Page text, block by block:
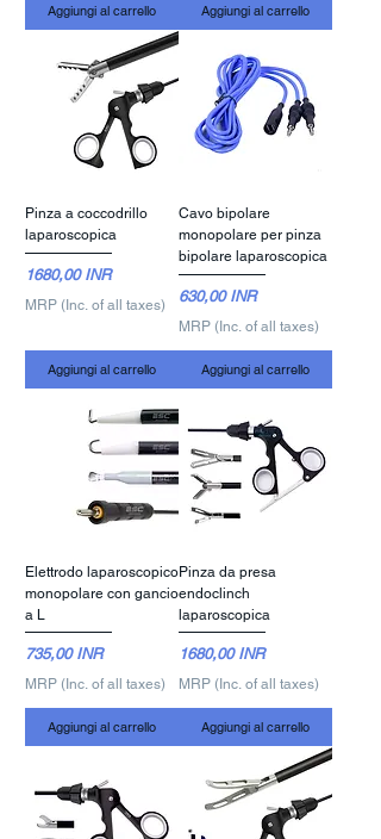
Aggiungi al carrello Aggiungi al carrello
Pinza a coccodrillo
laparoscopica
Prezzo
1680,00 INR
MRP (Inc. of all taxes)
Aggiungi al carrello
Cavo bipolare
monopolare per pinza
bipolare laparoscopica
Prezzo
630,00 INR
MRP (Inc. of all taxes)
Aggiungi al carrello
Elettrodo laparoscopico
monopolare con gancio
a L
Prezzo
735,00 INR
MRP (Inc. of all taxes)
Aggiungi al carrello
Pinza da presa
endoclinch
laparoscopica
Prezzo
1680,00 INR
MRP (Inc. of all taxes)
Aggiungi al carrello